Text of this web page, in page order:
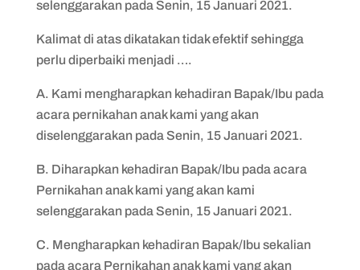
selenggarakan pada Senin, 15 Januari 2021.
Kalimat di atas dikatakan tidak efektif sehingga
perlu diperbaiki menjadi ….
A. Kami mengharapkan kehadiran Bapak/Ibu pada
acara pernikahan anak kami yang akan
diselenggarakan pada Senin, 15 Januari 2021.
B. Diharapkan kehadiran Bapak/Ibu pada acara
Pernikahan anak kami yang akan kami
selenggarakan pada Senin, 15 Januari 2021.
C. Mengharapkan kehadiran Bapak/Ibu sekalian
pada acara Pernikahan anak kami yang akan